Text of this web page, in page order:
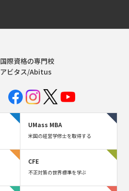
国際資格の専門校
アビタス/Abitus
UMass MBA
米国の経営学修士を取得する
CFE
不正対策の世界標準を学ぶ